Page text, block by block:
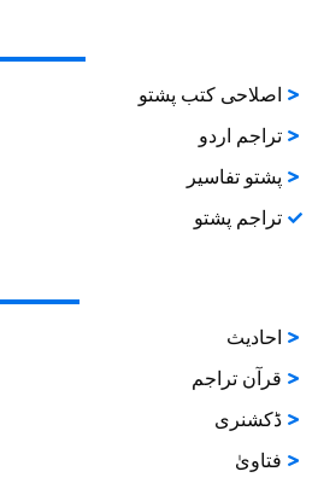
اصلاحی کتب پشتو
تراجم اردو
پشتو تفاسیر
تراجم پشتو
احادیث
قرآن تراجم
ڈکشنری
فتاویٰ